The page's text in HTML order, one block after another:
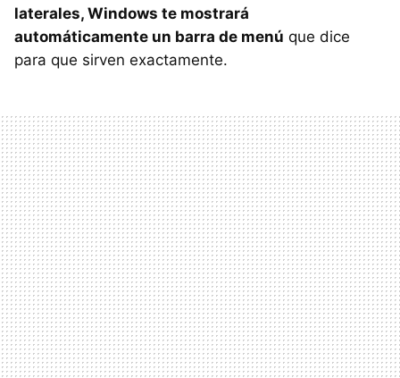
laterales, Windows te mostrará
automáticamente un barra de menú que dice
para que sirven exactamente.